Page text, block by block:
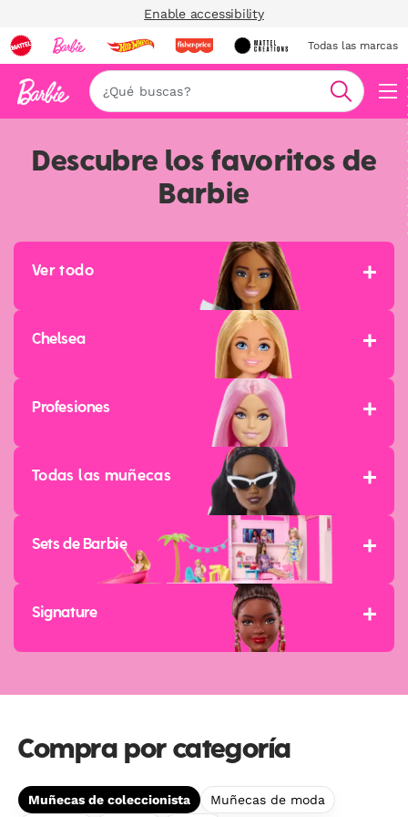
Enable accessibility
Todas las marcas
Buscar
Descubre los favoritos de
Barbie
Ver todo
Chelsea
Profesiones
Todas las muñecas
Sets de Barbie
Signature
Compra por categoría
Muñecas de coleccionista
Muñecas de moda